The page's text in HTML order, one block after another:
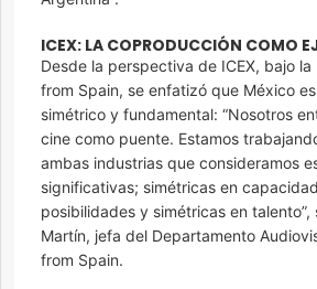
ICEX: LA COPRODUCCIÓN COMO
Desde la perspectiva de ICEX, bajo
from Spain, se enfatizó que México
simétrico y fundamental: “Nosotros
cine como puente. Estamos
ambas industrias que consideramos
significativas; simétricas en
posibilidades y simétricas en talento”,
Martín, jefa del Departamento
from Spain.